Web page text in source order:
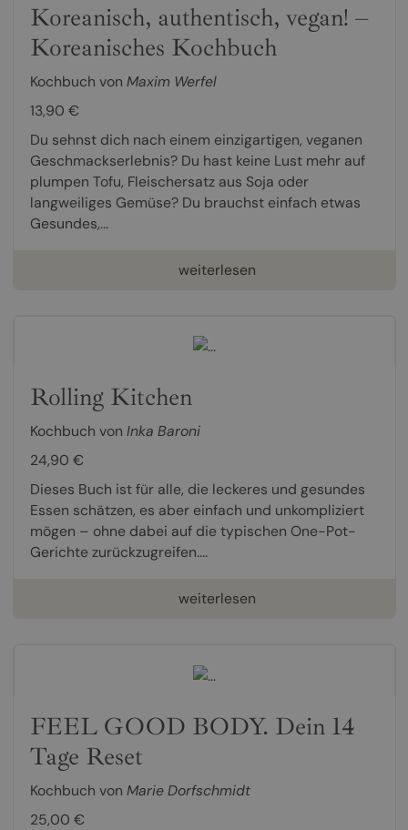
Koreanisch, authentisch, vegan! –
Koreanisches Kochbuch
Kochbuch von Maxim Werfel
13,90 €
Du sehnst dich nach einem einzigartigen, veganen
Geschmackserlebnis? Du hast keine Lust mehr auf
plumpen Tofu, Fleischersatz aus Soja oder
langweiliges Gemüse? Du brauchst einfach etwas
Gesundes,...
weiterlesen
Rolling Kitchen
Kochbuch von Inka Baroni
24,90 €
Dieses Buch ist für alle, die leckeres und gesundes
Essen schätzen, es aber einfach und unkompliziert
mögen – ohne dabei auf die typischen One-Pot-
Gerichte zurückzugreifen....
weiterlesen
FEEL GOOD BODY. Dein 14
Tage Reset
Kochbuch von Marie Dorfschmidt
25,00 €